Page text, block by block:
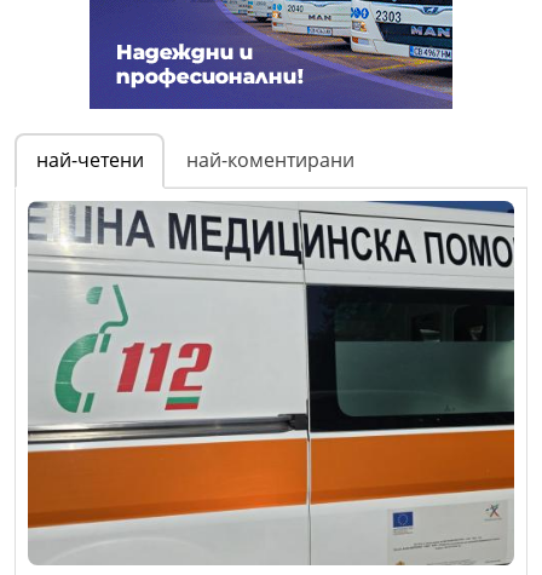
най-четени най-коментирани